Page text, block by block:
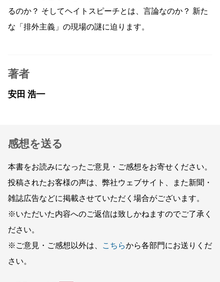
るのか？ そしてヘイトスピーチとは、言論なのか？ 新た
な「排外主義」の現場の謎に迫ります。
著者
安田 浩一
感想を送る
本書をお読みになったご意見・ご感想をお寄せください。
投稿されたお客様の声は、弊社ウェブサイト、また新聞・
雑誌広告などに掲載させていただく場合がございます。
※いただいた内容へのご返信は致しかねますのでご了承く
ださい。
※ご意見・ご感想以外は、
こちらから各部門にお送りくだ
さい。